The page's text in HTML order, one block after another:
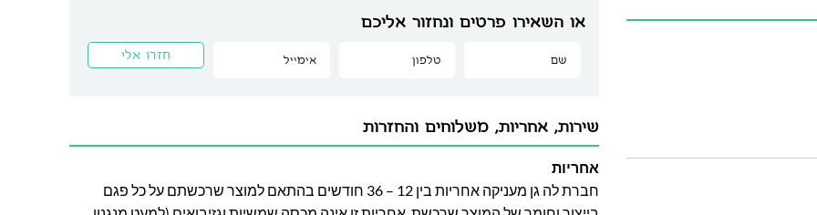
או השאירו פרטים ונחזור אליכם
שירות, אחריות, משלוחים והחזרות
אחריות
חברת לה גן מעניקה אחריות בין 12 – 36 חודשים בהתאם למוצר שרכשתם על כל פגם